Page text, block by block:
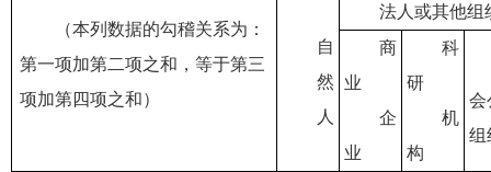
（本列数据的勾稽关系为：
第一项加第二项之和，等于第三
项加第四项之和）
自
然
人
法人或其他组
商
业
企
业
科
研
机
构
会
组